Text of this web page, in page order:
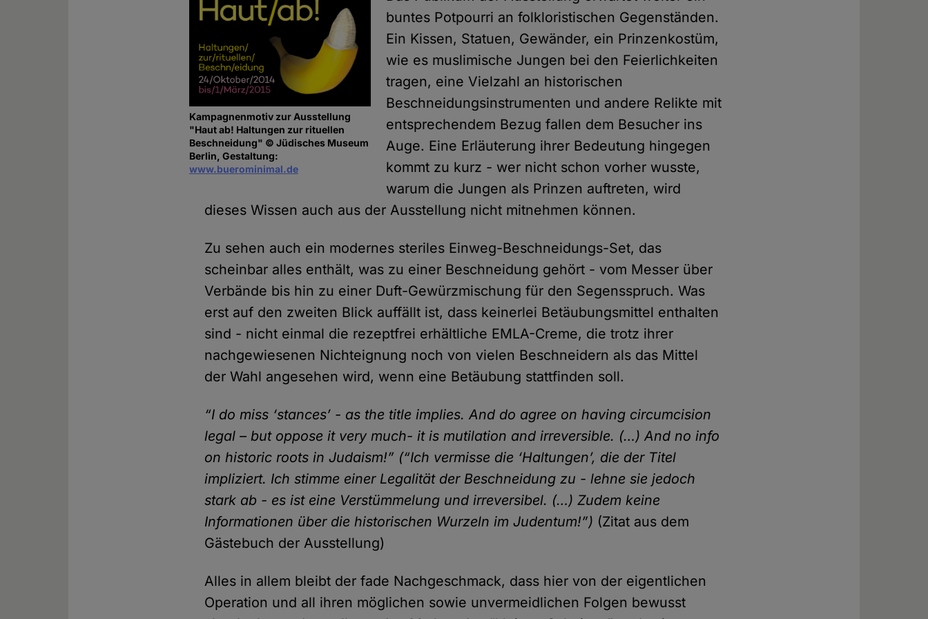
Kampagnenmotiv zur Ausstellung
"Haut ab! Haltungen zur rituellen
Beschneidung" © Jüdisches Museum
Berlin, Gestaltung:
www.buerominimal.de
buntes Potpourri an folkloristischen Gegenständen.
Ein Kissen, Statuen, Gewänder, ein Prinzenkostüm,
wie es muslimische Jungen bei den Feierlichkeiten
tragen, eine Vielzahl an historischen
Beschneidungsinstrumenten und andere Relikte mit
entsprechendem Bezug fallen dem Besucher ins
Auge. Eine Erläuterung ihrer Bedeutung hingegen
kommt zu kurz - wer nicht schon vorher wusste,
warum die Jungen als Prinzen auftreten, wird
dieses Wissen auch aus der Ausstellung nicht mitnehmen können.
Zu sehen auch ein modernes steriles Einweg-Beschneidungs-Set, das
scheinbar alles enthält, was zu einer Beschneidung gehört - vom Messer über
Verbände bis hin zu einer Duft-Gewürzmischung für den Segensspruch. Was
erst auf den zweiten Blick auffällt ist, dass keinerlei Betäubungsmittel enthalten
sind - nicht einmal die rezeptfrei erhältliche EMLA-Creme, die trotz ihrer
nachgewiesenen Nichteignung noch von vielen Beschneidern als das Mittel
der Wahl angesehen wird, wenn eine Betäubung stattfinden soll.
“I do miss ‘stances’ - as the title implies. And do agree on having circumcision
legal – but oppose it very much- it is mutilation and irreversible. (…) And no info
on historic roots in Judaism!” (“Ich vermisse die ‘Haltungen’, die der Titel
impliziert. Ich stimme einer Legalität der Beschneidung zu - lehne sie jedoch
stark ab - es ist eine Verstümmelung und irreversibel. (…) Zudem keine
Informationen über die historischen Wurzeln im Judentum!”) (Zitat aus dem
Gästebuch der Ausstellung)
Alles in allem bleibt der fade Nachgeschmack, dass hier von der eigentlichen
Operation und all ihren möglichen sowie unvermeidlichen Folgen bewusst